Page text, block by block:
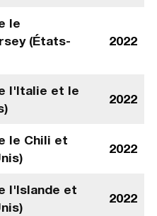
le
(États-
2022
l'Italie et le
2022
le Chili et
2022
l'Islande et
2022